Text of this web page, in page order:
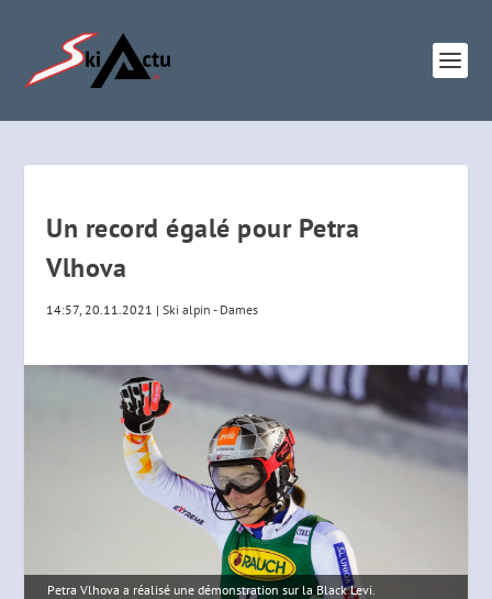
Un record égalé pour Petra
Vlhova
14:57, 20.11.2021 |Ski alpin - Dames
Petra Vlhova a réalisé une démonstration sur la Black Levi.